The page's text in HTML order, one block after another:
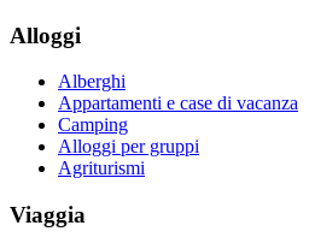
Alloggi
Alberghi
Appartamenti e case di vacanza
Camping
Alloggi per gruppi
Agriturismi
Viaggia